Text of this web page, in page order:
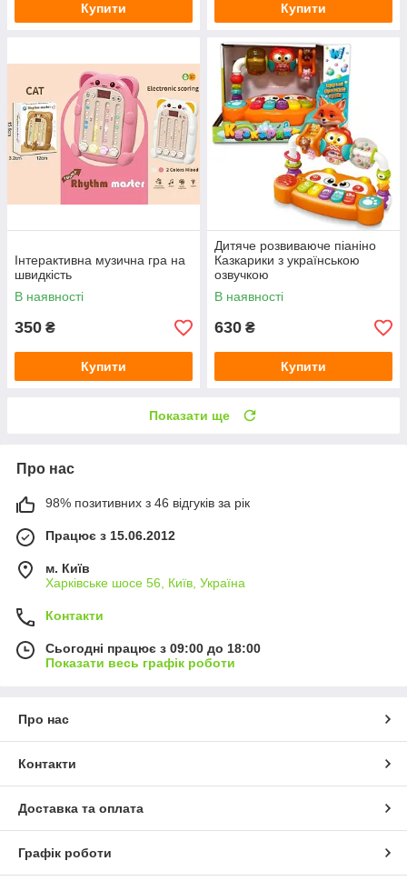
Купити Купити
Інтерактивна музична гра на
швидкість
В наявності
350 ₴
Купити
Дитяче розвиваюче піаніно
Казкарики з українською
озвучкою
В наявності
630 ₴
Купити
Показати ще
Про нас
98% позитивних з 46 відгуків за рік
Працює з 15.06.2012
м. Київ
Харківське шосе 56, Київ, Україна
Контакти
Сьогодні працює з 09:00 до 18:00
Показати весь графік роботи
Про нас
Контакти
Доставка та оплата
Графік роботи